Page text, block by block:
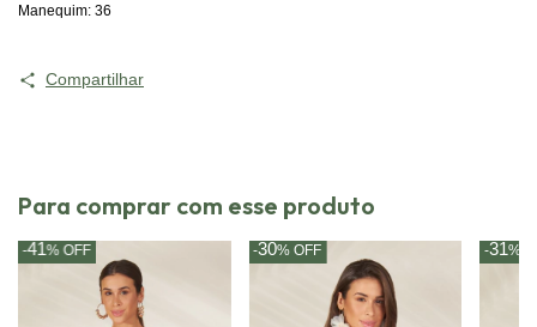
Manequim: 36
Compartilhar
Para comprar com esse produto
-41% OFF -30%OFF -31%